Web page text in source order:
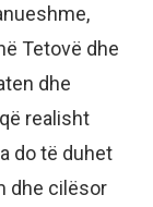
Tetovë dhe
dhe
realisht
do të duhet
dhe cilësor